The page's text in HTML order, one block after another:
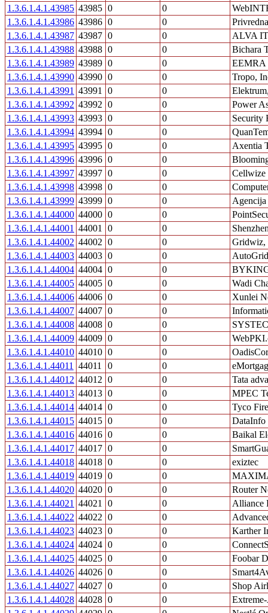
1.3.6.1.4.1.43985 43985 0 0
1.3.6.1.4.1.43986 43986 0 0
1.3.6.1.4.1.43987 43987 0 0
ALVA
1.3.6.1.4.1.43988 43988 0 0
Bichara
1.3.6.1.4.1.43989 43989 0 0
EEMRA
1.3.6.1.4.1.43990 43990 0 0
Tropo,
1.3.6.1.4.1.43991 43991 0 0
1.3.6.1.4.1.43992 43992 0 0
Power
1.3.6.1.4.1.43993 43993 0 0
Security
1.3.6.1.4.1.43994 43994 0 0
1.3.6.1.4.1.43995 43995 0 0
Axentia
1.3.6.1.4.1.43996 43996 0 0
1.3.6.1.4.1.43997 43997 0 0
Cellwize
1.3.6.1.4.1.43998 43998 0 0
1.3.6.1.4.1.43999 43999 0 0
Agencija
1.3.6.1.4.1.44000 44000 0 0
1.3.6.1.4.1.44001 44001 0 0
1.3.6.1.4.1.44002 44002 0 0
Gridwiz,
1.3.6.1.4.1.44003 44003 0 0
1.3.6.1.4.1.44004 44004 0 0
1.3.6.1.4.1.44005 44005 0 0
Wadi
1.3.6.1.4.1.44006 44006 0 0
Xunlei
1.3.6.1.4.1.44007 44007 0 0
1.3.6.1.4.1.44008 44008 0 0
1.3.6.1.4.1.44009 44009 0 0
1.3.6.1.4.1.44010 44010 0 0
1.3.6.1.4.1.44011
44011 0 0
1.3.6.1.4.1.44012 44012 0 0
Tata
1.3.6.1.4.1.44013 44013 0 0
MPEC
1.3.6.1.4.1.44014 44014 0 0
Tyco
1.3.6.1.4.1.44015 44015 0 0
DataInfo
1.3.6.1.4.1.44016 44016 0 0
Baikal
1.3.6.1.4.1.44017 44017 0 0
1.3.6.1.4.1.44018 44018 0 0
exiztec
1.3.6.1.4.1.44019 44019 0 0
1.3.6.1.4.1.44020 44020 0 0
Router
1.3.6.1.4.1.44021 44021 0 0
Alliance
1.3.6.1.4.1.44022 44022 0 0
1.3.6.1.4.1.44023 44023 0 0
Karther
1.3.6.1.4.1.44024 44024 0 0
1.3.6.1.4.1.44025 44025 0 0
Foobar
1.3.6.1.4.1.44026 44026 0 0
1.3.6.1.4.1.44027 44027 0 0
Shop
1.3.6.1.4.1.44028 44028 0 0